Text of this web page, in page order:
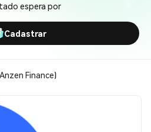
espera por
Cadastrar
Finance)